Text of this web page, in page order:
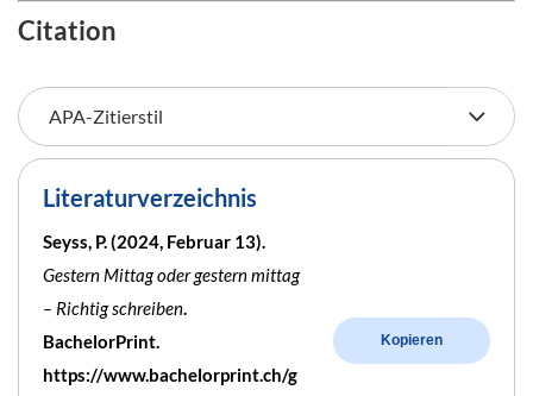
Citation
Literaturverzeichnis
Seyss, P. (2024, Februar 13).
Gestern Mittag oder gestern mittag
– Richtig schreiben.
BachelorPrint.
https://www.bachelorprint.ch/g
Kopieren